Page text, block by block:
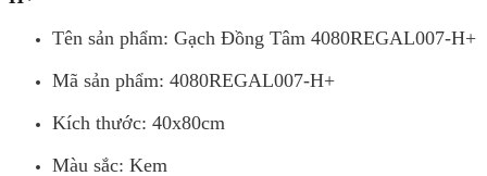
Tên sản phẩm: Gạch Đồng Tâm 4080REGAL007-H+
Mã sản phẩm: 4080REGAL007-H+
Kích thước: 40x80cm
Màu sắc: Kem